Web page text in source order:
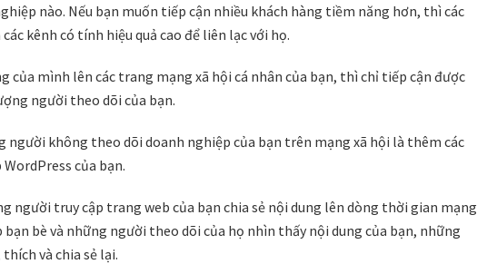
nào. Nếu bạn muốn tiếp cận nhiều khách hàng tiềm năng hơn, thì các
kênh có tính hiệu quả cao để liên lạc với họ.
của mình lên các trang mạng xã hội cá nhân của bạn, thì chỉ tiếp cận được
người theo dõi của bạn.
người không theo dõi doanh nghiệp của bạn trên mạng xã hội là thêm các
của bạn.
người truy cập trang web của bạn chia sẻ nội dung lên dòng thời gian mạng
bạn bè và những người theo dõi của họ nhìn thấy nội dung của bạn, những
và chia sẻ lại.